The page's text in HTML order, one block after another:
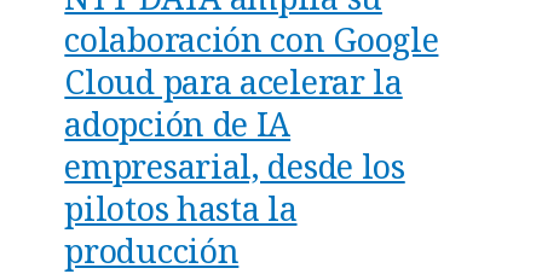
colaboración con Google
Cloud para acelerar la
adopción de IA
empresarial, desde los
pilotos hasta la
producción